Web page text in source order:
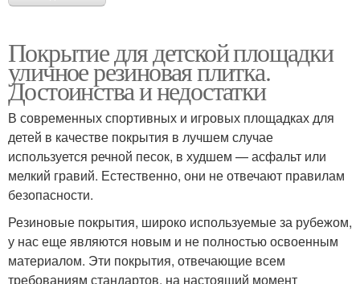
Покрытие для детской площадки
уличное резиновая плитка.
Достоинства и недостатки
В современных спортивных и игровых площадках для
детей в качестве покрытия в лучшем случае
используется речной песок, в худшем — асфальт или
мелкий гравий. Естественно, они не отвечают правилам
безопасности.
Резиновые покрытия, широко используемые за рубежом,
у нас еще являются новым и не полностью освоенным
материалом. Эти покрытия, отвечающие всем
требованиям стандартов, на настоящий момент